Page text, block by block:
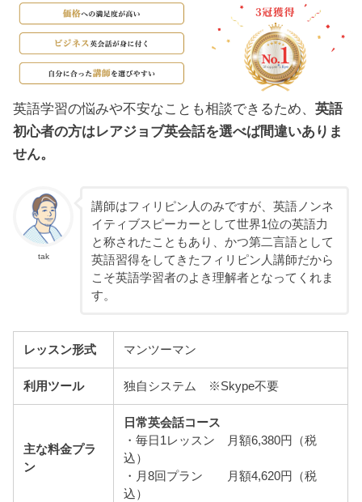
英語学習の悩みや不安なことも相談できるため、英語
初心者の方はレアジョブ英会話を選べば間違いありま
せん。
tak
講師はフィリピン人のみですが、英語ノンネ
イティブスピーカーとして世界1位の英語力
と称されたこともあり、かつ第二言語として
英語習得をしてきたフィリピン人講師だから
こそ英語学習者のよき理解者となってくれま
す。
レッスン形式 マンツーマン
利用ツール 独自システム ※Skype不要
主な料金プラ
ン
日常英会話コース
・毎日1レッスン 月額6,380円（税
込）
・月8回プラン 月額4,620円（税
込）